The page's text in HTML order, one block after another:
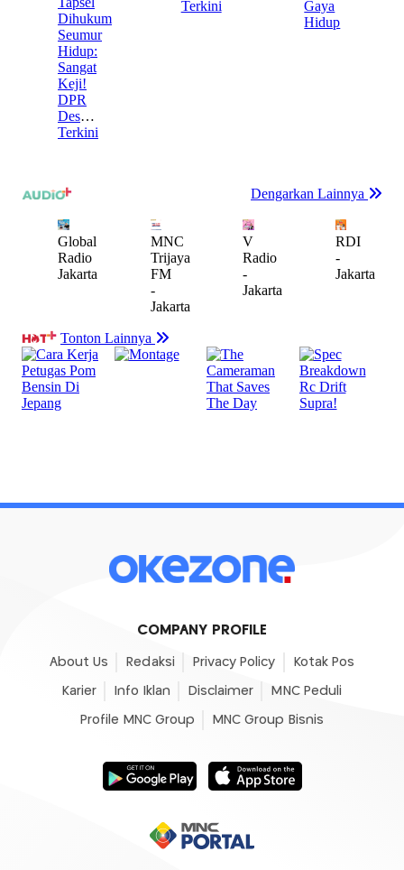
COMPANY PROFILE
About Us Redaksi Privacy Policy Kotak Pos
Karier Info Iklan Disclaimer MNC Peduli
Profile MNC Group MNC Group Bisnis